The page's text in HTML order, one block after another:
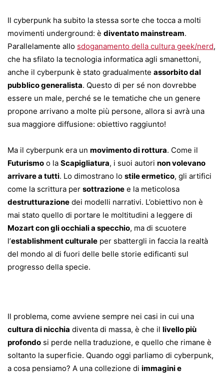
Il cyberpunk ha subito la stessa sorte che tocca a molti
movimenti underground: è diventato mainstream.
Parallelamente allo sdoganamento della cultura geek/nerd,
che ha sfilato la tecnologia informatica agli smanettoni,
anche il cyberpunk è stato gradualmente assorbito dal
pubblico generalista. Questo di per sé non dovrebbe
essere un male, perché se le tematiche che un genere
propone arrivano a molte più persone, allora si avrà una
sua maggiore diffusione: obiettivo raggiunto!
Ma il cyberpunk era un movimento di rottura. Come il
Futurismo o la Scapigliatura, i suoi autori non volevano
arrivare a tutti. Lo dimostrano lo stile ermetico, gli artifici
come la scrittura per sottrazione e la meticolosa
destrutturazione dei modelli narrativi. L’obiettivo non è
mai stato quello di portare le moltitudini a leggere di
Mozart con gli occhiali a specchio, ma di scuotere
l’establishment culturale per sbattergli in faccia la realtà
del mondo al di fuori delle belle storie edificanti sul
progresso della specie.
Il problema, come avviene sempre nei casi in cui una
cultura di nicchia diventa di massa, è che il livello più
profondo si perde nella traduzione, e quello che rimane è
soltanto la superficie. Quando oggi parliamo di cyberpunk,
a cosa pensiamo? A una collezione di immagini e